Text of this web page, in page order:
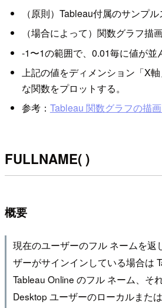
（原則）Tableau付属のサンプ
（場合によって）関数グラフ描
-1〜1の範囲で、0.01毎に値が並
上記の値をディメンション「X
な関数をプロットする。
参考： Tableau 関数グラフの描
FULLNAME( )
概要
現在のユーザーのフル ネームを返
ザーがサインインしている場合は
Tableau Online のフル ネーム、そ
Desktop ユーザーのローカルまた